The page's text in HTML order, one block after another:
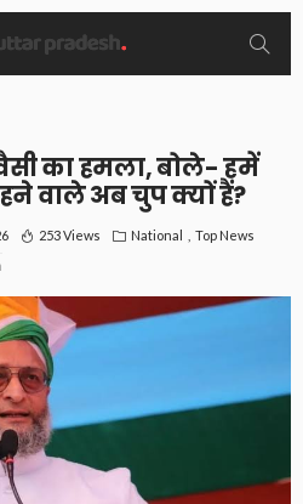
का हमला, बोले- हमें
वाले अब चुप क्यों हैं?
253 Views National Top News